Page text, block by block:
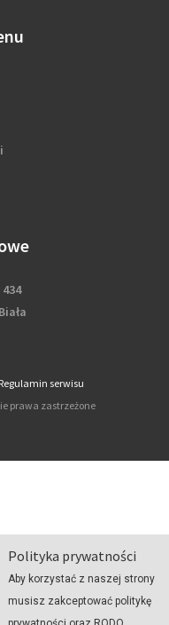
Polityka prywatności
Aby korzystać z naszej strony
musisz zakceptować politykę
Regulamin serwisu
prawa zastrzeżone